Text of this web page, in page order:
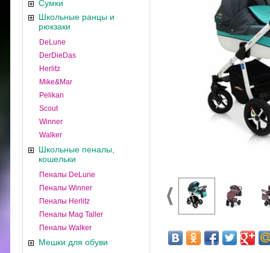
Сумки
Школьные ранцы и
рюкзаки
DeLune
DerDieDas
Herlitz
Mike&Mar
Pelikan
Scout
Winner
Walker
Школьные пеналы,
кошельки
Пеналы DeLune
Пеналы Winner
Пеналы Herlitz
Пеналы Mag Taller
Пеналы Walker
Мешки для обуви